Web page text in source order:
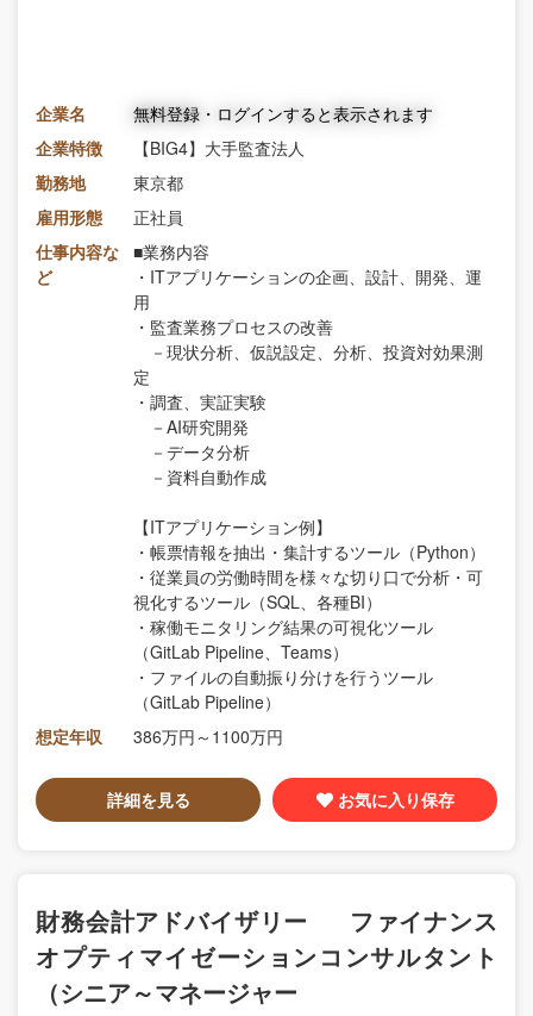
企業名
無料登録・ログインすると表示されます
企業特徴
【BIG4】大手監査法人
勤務地
東京都
雇用形態
正社員
仕事内容な
ど
■業務内容
・ITアプリケーションの企画、設計、開発、運
用
・監査業務プロセスの改善
－現状分析、仮説設定、分析、投資対効果測
定
・調査、実証実験
－AI研究開発
－データ分析
－資料自動作成
【ITアプリケーション例】
・帳票情報を抽出・集計するツール（Python）
・従業員の労働時間を様々な切り口で分析・可
視化するツール（SQL、各種BI）
・稼働モニタリング結果の可視化ツール
（GitLab Pipeline、Teams）
・ファイルの自動振り分けを行うツール
（GitLab Pipeline）
想定年収
386万円～1100万円
詳細を見る お気に入り保存
財務会計アドバイザリー ファイナンス
オプティマイゼーションコンサルタント
（シニア～マネージャー